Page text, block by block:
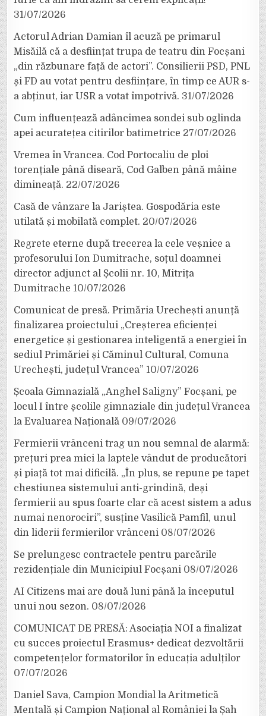
31/07/2026
Actorul Adrian Damian îl acuză pe primarul
Misăilă că a desființat trupa de teatru din Focșani
„din răzbunare față de actori”. Consilierii PSD, PNL
și FD au votat pentru desființare, în timp ce AUR s-
a abținut, iar USR a votat împotrivă. 31/07/2026
Cum influențează adâncimea sondei sub oglinda
apei acuratețea citirilor batimetrice 27/07/2026
Vremea în Vrancea. Cod Portocaliu de ploi
torențiale până diseară, Cod Galben până mâine
dimineață. 22/07/2026
Casă de vânzare la Jariștea. Gospodăria este
utilată și mobilată complet. 20/07/2026
Regrete eterne după trecerea la cele veșnice a
profesorului Ion Dumitrache, soțul doamnei
director adjunct al Școlii nr. 10, Mitrița
Dumitrache 10/07/2026
Comunicat de presă. Primăria Urechești anunță
finalizarea proiectului „Creșterea eficienței
energetice și gestionarea inteligentă a energiei în
sediul Primăriei și Căminul Cultural, Comuna
Urechești, județul Vrancea” 10/07/2026
Școala Gimnazială „Anghel Saligny” Focșani, pe
locul I între școlile gimnaziale din județul Vrancea
la Evaluarea Națională 09/07/2026
Fermierii vrânceni trag un nou semnal de alarmă:
prețuri prea mici la laptele vândut de producători
și piață tot mai dificilă. „În plus, se repune pe tapet
chestiunea sistemului anti-grindină, deși
fermierii au spus foarte clar că acest sistem a adus
numai nenorociri”, susține Vasilică Pamfil, unul
din liderii fermierilor vrânceni 08/07/2026
Se prelungesc contractele pentru parcările
rezidențiale din Municipiul Focșani 08/07/2026
AI Citizens mai are două luni până la începutul
unui nou sezon. 08/07/2026
COMUNICAT DE PRESĂ: Asociația NOI a finalizat
cu succes proiectul Erasmus+ dedicat dezvoltării
competențelor formatorilor în educația adulților
07/07/2026
Daniel Sava, Campion Mondial la Aritmetică
Mentală și Campion Național al României la Șah